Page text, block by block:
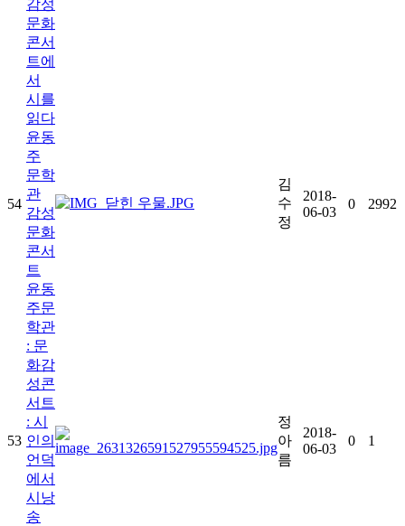
감성
문화
콘서
트에
서
시를
읽다
54
윤동
주
문학
관
감성
문화
콘서
트
김
수
정
2018-
06-03
0 2992
53
윤동
주문
학관
: 문
화감
성콘
서트
: 시
인의
언덕
에서
시낭
송
정
아
름
2018-
06-03
0 1